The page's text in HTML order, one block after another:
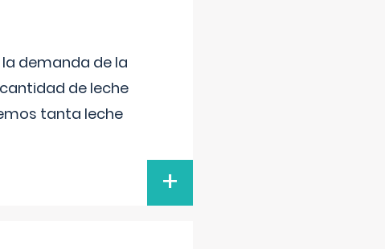
demanda de la
de leche
tanta leche
+